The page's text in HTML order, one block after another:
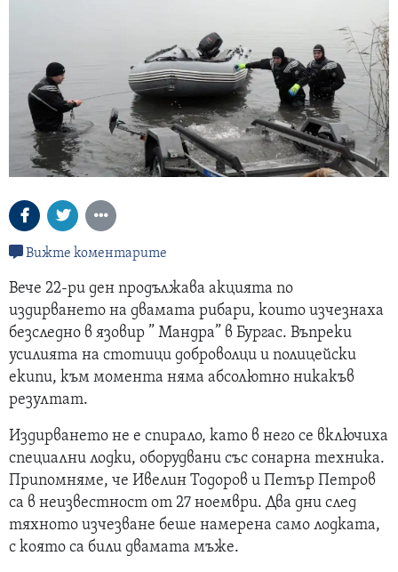
Вижте коментарите
Вече 22-ри ден продължава акцията по
издирването на двамата рибари, които изчезнаха
безследно в язовир ” Мандра” в Бургас. Въпреки
усилията на стотици доброволци и полицейски
екипи, към момента няма абсолютно никакъв
резултат.
Издирването не е спирало, като в него се включиха
специални лодки, оборудвани със сонарна техника.
Припомняме, че Ивелин Тодоров и Петър Петров
са в неизвестност от 27 ноември. Два дни след
тяхното изчезване беше намерена само лодката,
с която са били двамата мъже.